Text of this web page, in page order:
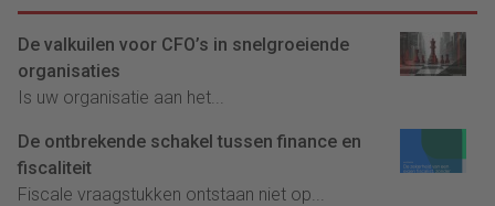
De valkuilen voor CFO’s in snelgroeiende
organisaties
Is uw organisatie aan het...
De ontbrekende schakel tussen finance en
fiscaliteit
Fiscale vraagstukken ontstaan niet op...